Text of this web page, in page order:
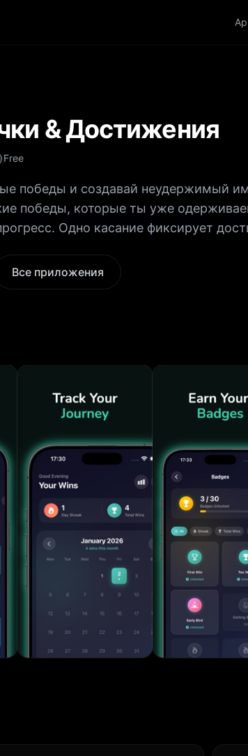
& Достижения
)Free
победы и создавай неудержимый
победы, которые ты уже
Одно касание фиксирует
добавь свою 2. Смотри, как растёт
за
трения, без оправданий. Просто
осознанность, здоровый образ жизни,
и творчество. Добавляй свои
превышают 7, 30, 100 и даже 365
месячный вид, который
находи пробелы и празднуй
категорий и особые достижения.
Смотри, где
Месячная статистика разбивает
усилить. Настраиваемые
время, выбери своё сообщение.
сном. Карточки для Шеринга
для Instagram Stories или отправляй
Твои победы синхронизируются
Все приложения